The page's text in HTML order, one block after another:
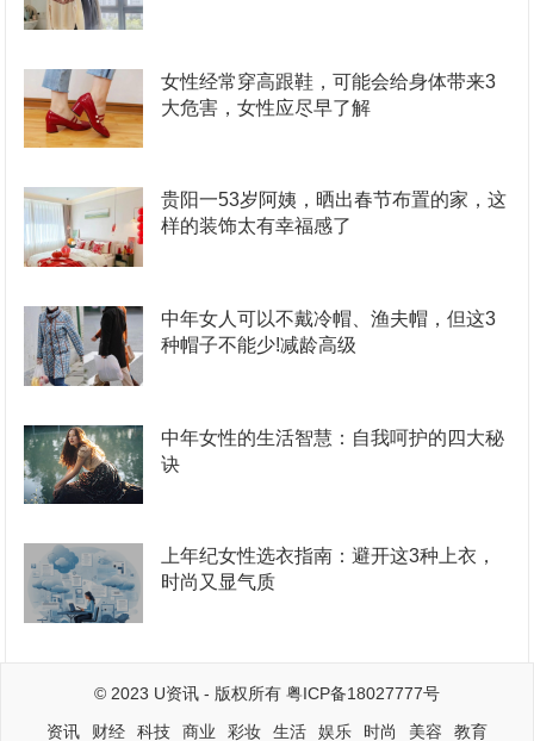
女性经常穿高跟鞋，可能会给身体带来3
大危害，女性应尽早了解
贵阳一53岁阿姨，晒出春节布置的家，这
样的装饰太有幸福感了
中年女人可以不戴冷帽、渔夫帽，但这3
种帽子不能少!减龄高级
中年女性的生活智慧：自我呵护的四大秘
诀
上年纪女性选衣指南：避开这3种上衣，
时尚又显气质
© 2023 U资讯 - 版权所有 粤ICP备18027777号
资讯
财经 科技 商业 彩妆 生活 娱乐 时尚 美容 教育